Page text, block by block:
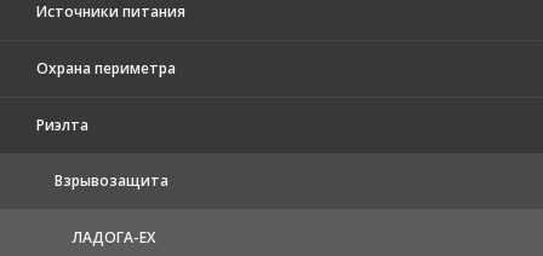
Источники питания
Охрана периметра
Риэлта
Взрывозащита
ЛАДОГА-EX